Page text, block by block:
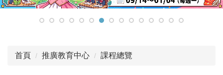
首頁 推廣教育中心 課程總覽